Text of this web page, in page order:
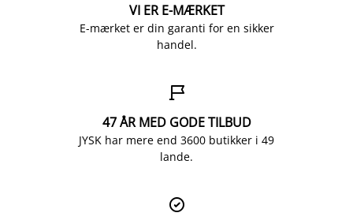
VI ER E-MÆRKET
E-mærket er din garanti for en sikker
handel.

47 ÅR MED GODE TILBUD
JYSK har mere end 3600 butikker i 49
lande.
